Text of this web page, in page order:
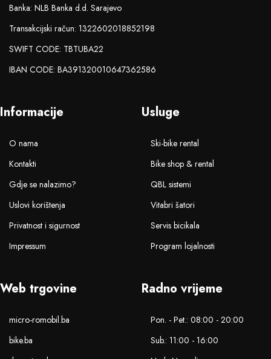
Banka: NLB Banka d.d. Sarajevo
Transakcijski račun: 1322602018852198
SWIFT CODE: TBTUBA22
IBAN CODE: BA391320010647362586
Informacije
O nama
Kontakti
Gdje se nalazimo?
Uslovi korištenja
Privatnost i sigurnost
Impressum
Usluge
Ski-bike rental
Bike shop & rental
QBL sistemi
Vitabri šatori
Servis bicikala
Program lojalnosti
Web trgovine
micro-romobil.ba
bike.ba
Radno vrijeme
Pon. - Pet.: 08:00 - 20:00
Sub.: 11:00 - 16:00